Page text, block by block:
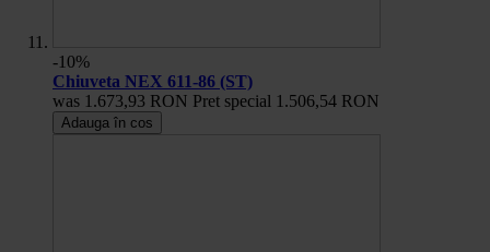
-10%
Chiuveta NEX 611-86 (ST)
was 1.673,93 RON Pret special 1.506,54 RON
Adauga în cos